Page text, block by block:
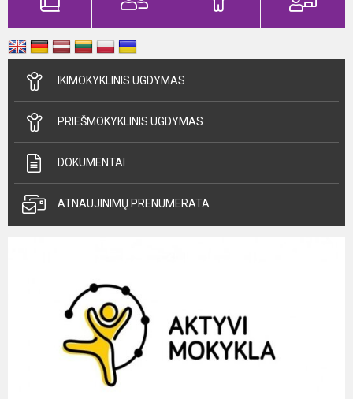
IKIMOKYKLINIS UGDYMAS
PRIEŠMOKYKLINIS UGDYMAS
DOKUMENTAI
ATNAUJINIMŲ PRENUMERATA